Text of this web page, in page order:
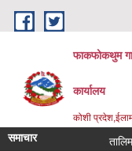
Skip to main content
फाकफोकथुम
कार्यालय
कोशी
समाचार तालिम